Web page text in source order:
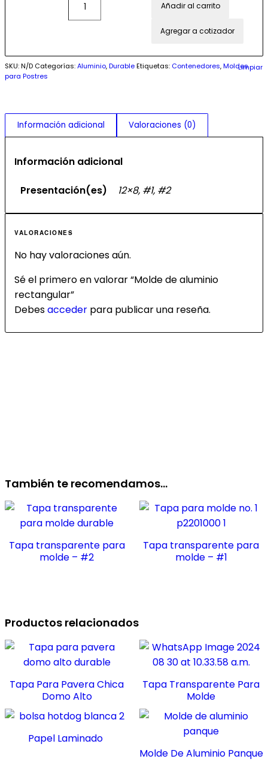
Limpiar
Añadir al carrito
Agregar a cotizador
SKU:N/D Categorías:Aluminio,DurableEtiquetas: Contenedores,Moldes
para Postres
Información adicional Valoraciones (0)
Información adicional
Presentación(es) 12×8, #1, #2
VALORACIONES
No hay valoraciones aún.
Sé el primero en valorar “Molde de aluminio
rectangular”
Debesacceder para publicar una reseña.
También te recomendamos…
Tapa transparente para
molde – #2
Tapa transparente para
molde – #1
Productos relacionados
Tapa Para Pavera Chica
Domo Alto
Tapa Transparente Para
Molde
Papel Laminado
Molde De Aluminio Panque